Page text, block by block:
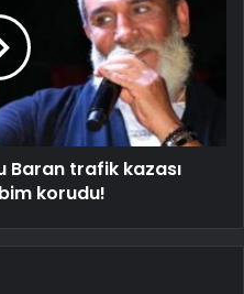
Baran trafik kazası
korudu!